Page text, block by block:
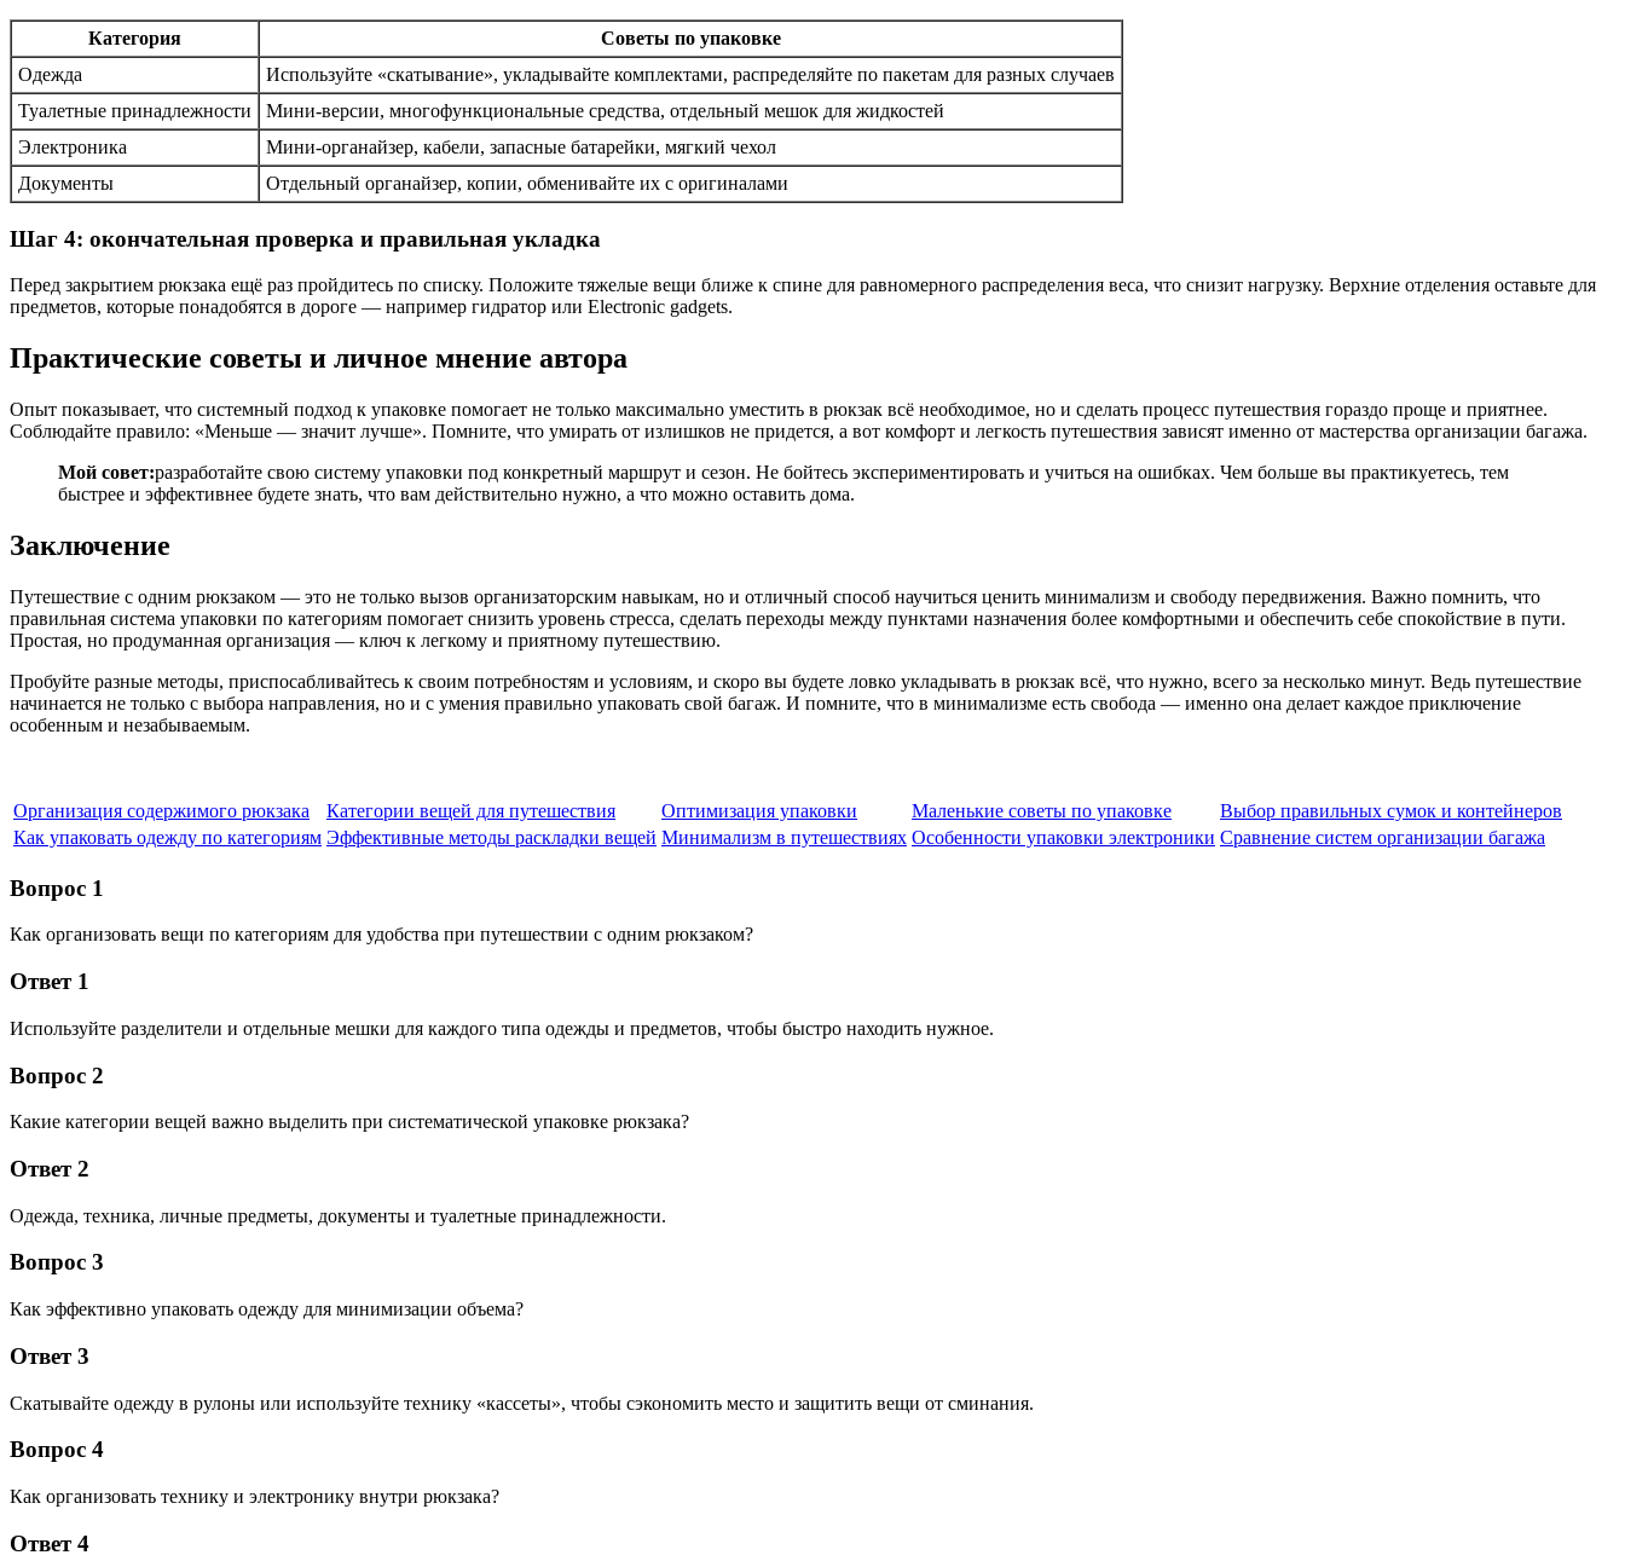
Категория
Советы по упаковке
Одежда
Используйте «скатывание», укладывайте комплектами, распределяйте по пакетам для разных случаев
Туалетные принадлежности
Мини-версии, многофункциональные средства, отдельный мешок для жидкостей
Электроника
Мини-органайзер, кабели, запасные батарейки, мягкий чехол
Документы
Отдельный органайзер, копии, обменивайте их с оригиналами
Шаг 4: окончательная проверка и правильная укладка
Перед закрытием рюкзака ещё раз пройдитесь по списку. Положите тяжелые вещи ближе к спине для равномерного распределения веса, что снизит нагрузку. Верхние отделения оставьте для
предметов, которые понадобятся в дороге — например гидратор или Electronic gadgets.
Практические советы и личное мнение авторa
Опыт показывает, что системный подход к упаковке помогает не только максимально уместить в рюкзак всё необходимое, но и сделать процесс путешествия гораздо проще и приятнее.
Соблюдайте правило: «Меньше — значит лучше». Помните, что умирать от излишков не придется, а вот комфорт и легкость путешествия зависят именно от мастерства организации багажа.
Мой совет:разработайте свою систему упаковки под конкретный маршрут и сезон. Не бойтесь экспериментировать и учиться на ошибках. Чем больше вы практикуетесь, тем
быстрее и эффективнее будете знать, что вам действительно нужно, а что можно оставить дома.
Заключение
Путешествие с одним рюкзаком — это не только вызов организаторским навыкам, но и отличный способ научиться ценить минимализм и свободу передвижения. Важно помнить, что
правильная система упаковки по категориям помогает снизить уровень стресса, сделать переходы между пунктами назначения более комфортными и обеспечить себе спокойствие в пути.
Простая, но продуманная организация — ключ к легкому и приятному путешествию.
Пробуйте разные методы, приспосабливайтесь к своим потребностям и условиям, и скоро вы будете ловко укладывать в рюкзак всё, что нужно, всего за несколько минут. Ведь путешествие
начинается не только с выбора направления, но и с умения правильно упаковать свой багаж. И помните, что в минимализме есть свобода — именно она делает каждое приключение
особенным и незабываемым.
Организация содержимого рюкзака Категории вещей для путешествия Оптимизация упаковки Маленькие советы по упаковке
Выбор правильных сумок и контейнеров
Как упаковать одежду по категориям Эффективные методы раскладки вещей Минимализм в путешествиях Особенности упаковки электроники Сравнение систем организации багажа
Вопрос 1
Как организовать вещи по категориям для удобства при путешествии с одним рюкзаком?
Ответ 1
Используйте разделители и отдельные мешки для каждого типа одежды и предметов, чтобы быстро находить нужное.
Вопрос 2
Какие категории вещей важно выделить при систематической упаковке рюкзака?
Ответ 2
Одежда, техника, личные предметы, документы и туалетные принадлежности.
Вопрос 3
Как эффективно упаковать одежду для минимизации объема?
Ответ 3
Скатывайте одежду в рулоны или используйте технику «кассеты», чтобы сэкономить место и защитить вещи от сминания.
Вопрос 4
Как организовать технику и электронику внутри рюкзака?
Ответ 4